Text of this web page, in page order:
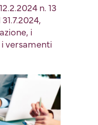
n. 13
i
versamenti